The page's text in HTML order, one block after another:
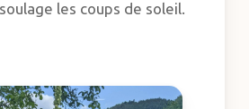
les coups de soleil.